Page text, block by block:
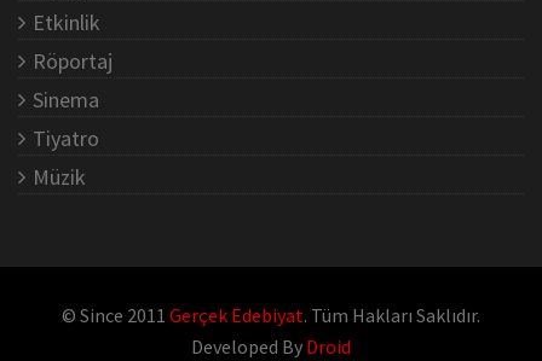
Etkinlik
Röportaj
Sinema
Tiyatro
Müzik
© Since 2011 Gerçek Edebiyat. Tüm Hakları Saklıdır.
Developed By Droid